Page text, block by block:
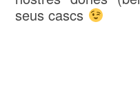
seus cascs